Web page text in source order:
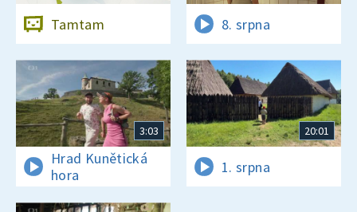
Tamtam 8. srpna
3:03
Hrad Kunětická
hora
20:01
1. srpna